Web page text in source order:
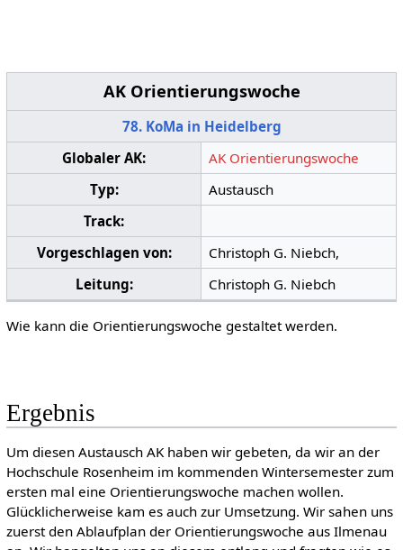
AK Orientierungswoche
78. KoMa in Heidelberg
Globaler AK:
AK Orientierungswoche
Typ:
Austausch
Track:
Vorgeschlagen von:
Christoph G. Niebch,
Leitung:
Christoph G. Niebch
Wie kann die Orientierungswoche gestaltet werden.
Ergebnis
Um diesen Austausch AK haben wir gebeten, da wir an der
Hochschule Rosenheim im kommenden Wintersemester zum
ersten mal eine Orientierungswoche machen wollen.
Glücklicherweise kam es auch zur Umsetzung. Wir sahen uns
zuerst den Ablaufplan der Orientierungswoche aus Ilmenau